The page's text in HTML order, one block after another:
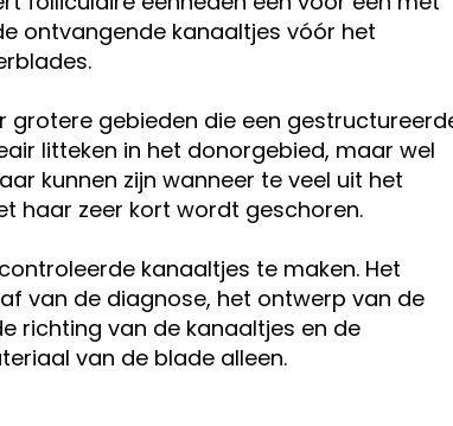
ontvangende kanaaltjes vóór het
gebieden die een
litteken in het donorgebied, maar wel
kunnen zijn wanneer te veel uit het
haar zeer kort wordt geschoren.
kanaaltjes te maken. Het
van de diagnose, het ontwerp van de
richting van de kanaaltjes en de
van de blade alleen.